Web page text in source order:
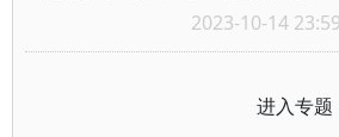
2023-10-14 23:59
进入专